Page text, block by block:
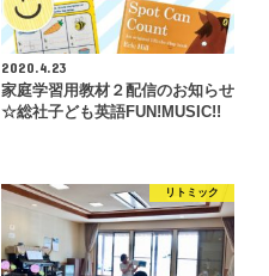
2020.4.23
家庭学習用教材２配信のお知らせ
☆総社子ども英語FUN!MUSIC!!
リトミック